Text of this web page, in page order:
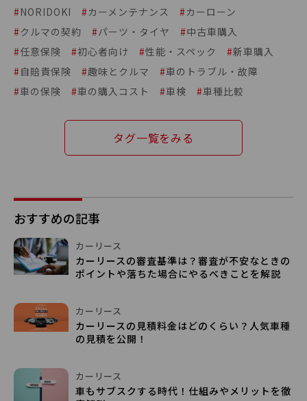
#NORIDOKI #カーメンテナンス #カーローン
#クルマの契約 #パーツ・タイヤ #中古車購入
#任意保険 #初心者向け #性能・スペック #新車購入
#自賠責保険 #趣味とクルマ #車のトラブル・故障
#車の保険 #車の購入コスト #車検 #車種比較
タグ一覧をみる
おすすめの記事
カーリース
カーリースの審査基準は？審査が不安なときの
ポイントや落ちた場合にやるべきことを解説
カーリース
カーリースの見積料金はどのくらい？人気車種
の見積を公開！
カーリース
車もサブスクする時代！仕組みやメリットを徹